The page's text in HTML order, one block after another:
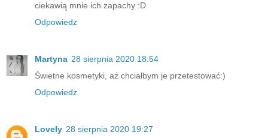
ciekawią mnie ich zapachy :D
Odpowiedz
Martyna 28 sierpnia 2020 18:54
Świetne kosmetyki, aż chciałbym je przetestować:)
Odpowiedz
Lovely 28 sierpnia 2020 19:27